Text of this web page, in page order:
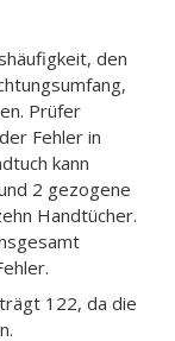
den
Prüfer
Fehler in
kann
2 gezogene
Handtücher.
122, da die